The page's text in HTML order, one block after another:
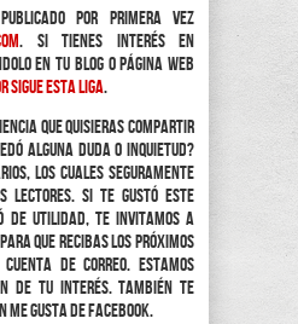
por primera vez
. Si tienes interés en
en tu blog o página web
sigue esta liga.
que quisieras compartir
alguna duda o inquietud?
los cuales seguramente
lectores. Si te gustó este
de utilidad, te invitamos a
que recibas los próximos
de correo. Estamos
de tu interés. También te
Gusta de Facebook.